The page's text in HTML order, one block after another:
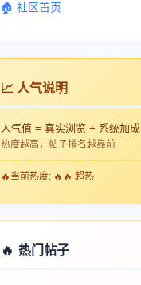
🏠 社区首页
📈 人气说明
人气值 = 真实浏览 + 系统加成
热度越高，帖子排名越靠前
🔥 当前热度: 🔥🔥 超热
🔥 热门帖子